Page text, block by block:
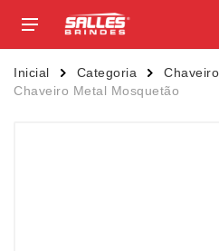
Inicial Categoria
Chaveiro Metal Mosquetão